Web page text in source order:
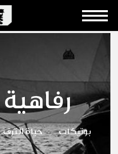
بوتيكات حياة الترف